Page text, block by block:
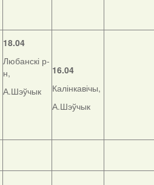
18.04
Любанскі р-
н,
А.Шэўчык
16.04
Калінкавічы,
А.Шэўчык